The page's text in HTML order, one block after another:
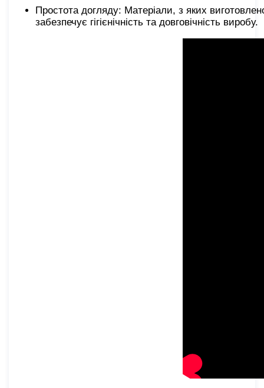
Простота догляду: Матеріали, з яких
забезпечує гігієнічність та довговічність виробу.